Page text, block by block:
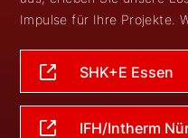
Impulse für Ihre Projekte.
SHK+E Essen
IFH/Intherm